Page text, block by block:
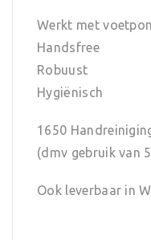
Werkt met
Handsfree
Robuust
Hygiënisch
1650
(dmv gebruik van
Ook leverbaar in